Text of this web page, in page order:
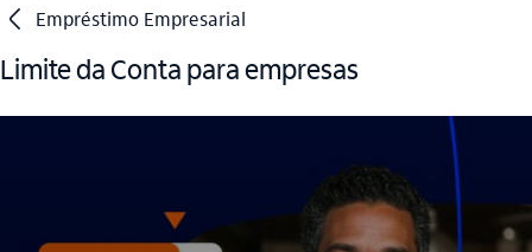
seta_esquerda Empréstimo Empresarial
Limite da Conta para empresas